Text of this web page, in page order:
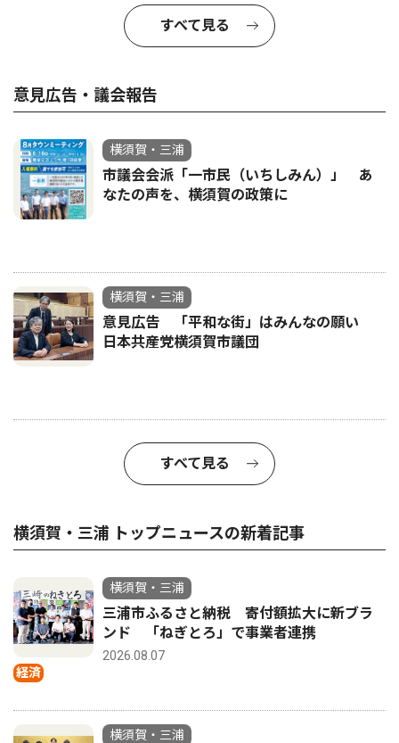
すべて見る
意見広告・議会報告
横須賀・三浦
市議会会派「一市民（いちしみん）」 あ
なたの声を、横須賀の政策に
横須賀・三浦
意見広告 「平和な街」はみんなの願い
日本共産党横須賀市議団
すべて見る
横須賀・三浦 トップニュースの新着記事
経済
横須賀・三浦
三浦市ふるさと納税 寄付額拡大に新ブラ
ンド 「ねぎとろ」で事業者連携
2026.08.07
横須賀・三浦